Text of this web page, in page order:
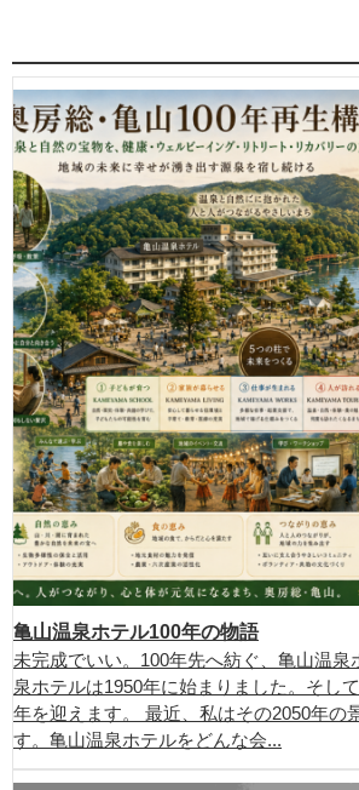
亀山温泉ホテル100年の物語
未完成でいい。100年先へ紡ぐ、亀山温泉
泉ホテルは1950年に始まりました。そし
年を迎えます。 最近、私はその2050年の
す。亀山温泉ホテルをどんな会...